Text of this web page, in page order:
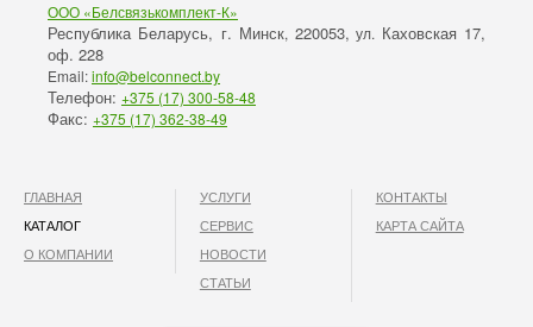
ООО «Белсвязькомплект-К»
Республика Беларусь, г. Минск, 220053, ул. Каховская 17,
оф. 228
Email:info@belconnect.by
Телефон: +375 (17) 300-58-48
Факс: +375 (17) 362-38-49
ГЛАВНАЯ
КАТАЛОГ
О КОМПАНИИ
УСЛУГИ
СЕРВИС
НОВОСТИ
СТАТЬИ
КОНТАКТЫ
КАРТА САЙТА